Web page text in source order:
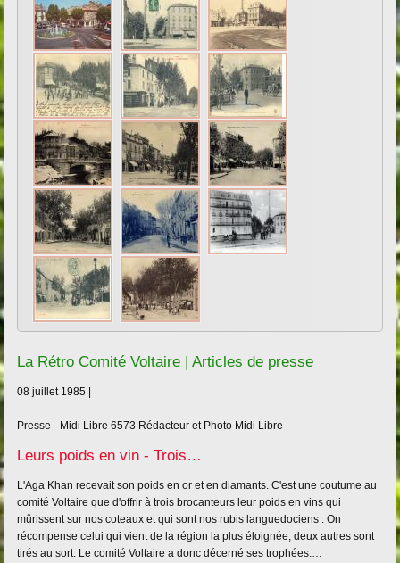
La Rétro Comité Voltaire | Articles de presse
08 juillet 1985 |
Presse - Midi Libre 6573 Rédacteur et Photo Midi Libre
Leurs poids en vin - Trois…
L'Aga Khan recevait son poids en or et en diamants. C'est une coutume au
comité Voltaire que d'offrir à trois brocanteurs leur poids en vins qui
mûrissent sur nos coteaux et qui sont nos rubis languedociens : On
récompense celui qui vient de la région la plus éloignée, deux autres sont
tirés au sort. Le comité Voltaire a donc décerné ses trophées.…